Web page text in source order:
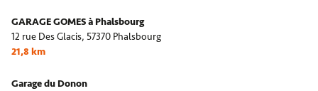
GARAGE GOMES à Phalsbourg
12 rue Des Glacis, 57370 Phalsbourg
21,8 km
Garage du Donon